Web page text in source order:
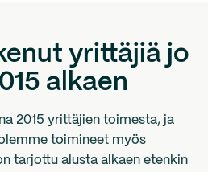
yrittäjiä jo
alkaen
2015 yrittäjien toimesta, ja
toimineet myös
tarjottu alusta alkaen etenkin